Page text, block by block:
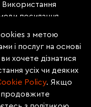
посилання
третього
міститься
або
редакції.
з метою
і послуг на основі
хочете дізнатися
усіх чи деяких
Policy. Якщо
продовжите